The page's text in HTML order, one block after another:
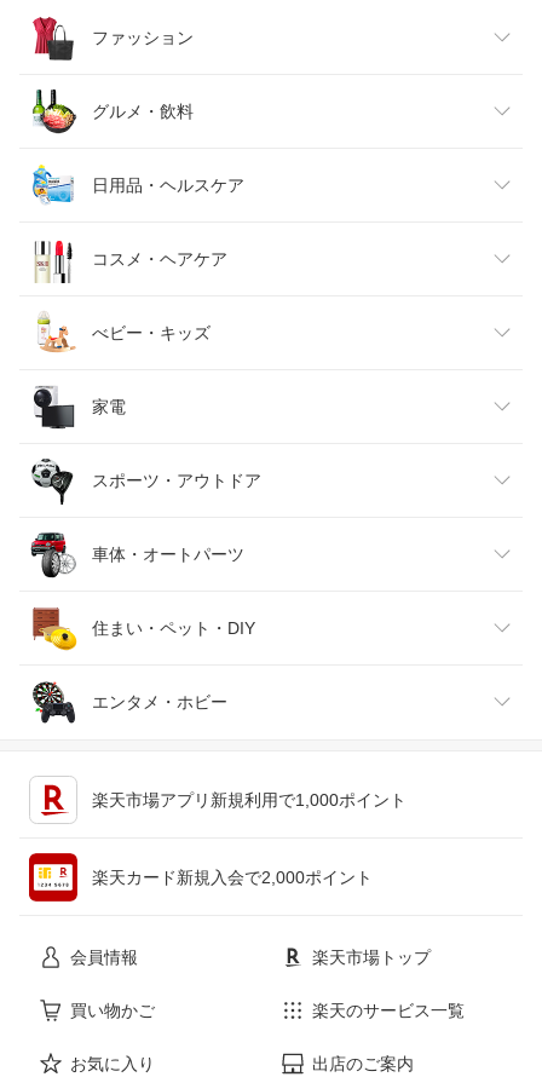
ファッション
レディースファッション
メンズファッション
キッズファッション
ベビーファッション
インナー・下着・ナイトウェア
バッグ・小物・ブランド雑貨
靴
腕時計
ジュエリー・アクセサリー
グルメ・飲料
食品
スイーツ・お菓子
水・ソフトドリンク
ビール・洋酒
ワイン
日本酒・焼酎
日用品・ヘルスケア
日用品雑貨・文房具・手芸
ダイエット・健康
医薬品・コンタクト・介護
コスメ・ヘアケア
美容・コスメ・香水
べビー・キッズ
キッズ・ベビー・マタニティ
おもちゃ
家電
家電
TV・オーディオ・カメラ
スマートフォン・タブレット
パソコン・周辺機器
スポーツ・アウトドア
スポーツ・アウトドア
ゴルフ
車体・オートパーツ
車用品・バイク用品
車・バイク
住まい・ペット・DIY
インテリア・寝具・収納
エンタメ・ホビー
本・雑誌・コミック
楽天市場アプリ新規利用で1,000ポイント
楽天カード新規入会で2,000ポイント
会員情報 楽天市場トップ
買い物かご 楽天のサービス一覧
お気に入り 出店のご案内